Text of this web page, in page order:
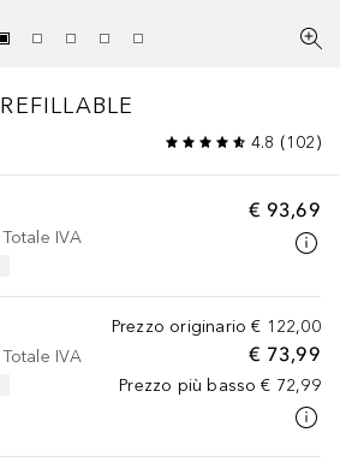
REFILLABLE
4.8 (102)
€ 93,69
Totale IVA
Prezzo originario € 122,00
€ 73,99
Prezzo più basso € 72,99
Totale IVA